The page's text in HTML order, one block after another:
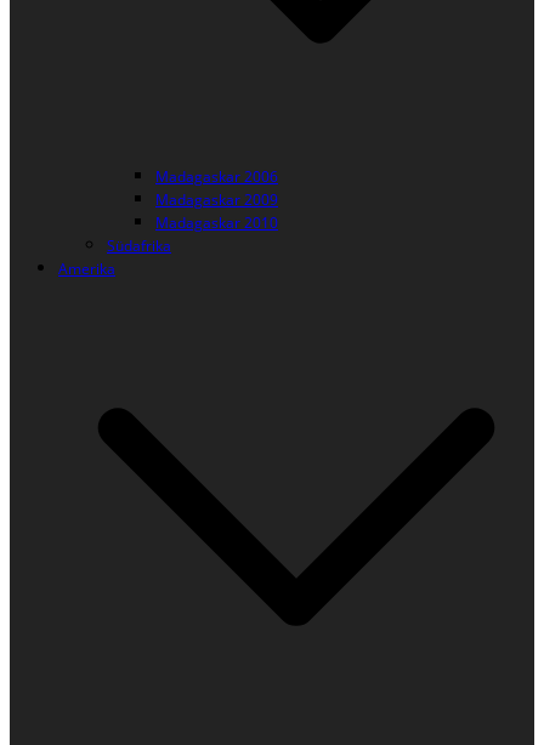
Madagaskar 2006
Madagaskar 2009
Madagaskar 2010
Südafrika
Amerika